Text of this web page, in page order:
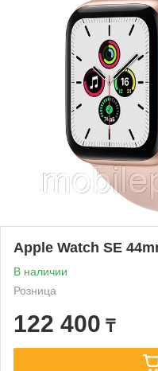
Apple Watch SE
В наличии
Розница
122 400 ₸